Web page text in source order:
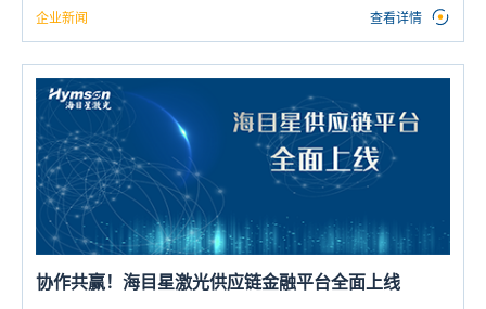
企业新闻 查看详情
协作共赢！海目星激光供应链金融平台全面上线